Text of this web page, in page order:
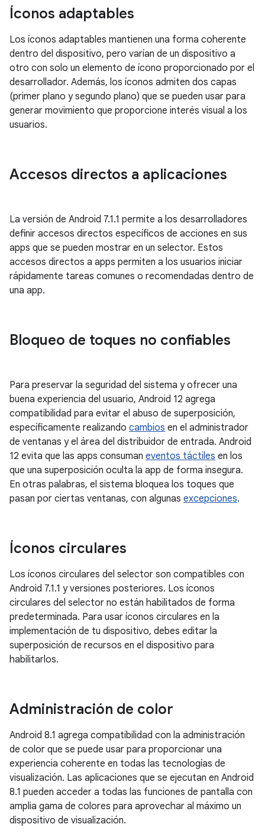
Íconos adaptables
Los íconos adaptables mantienen una forma coherente
dentro del dispositivo, pero varían de un dispositivo a
otro con solo un elemento de ícono proporcionado por el
desarrollador. Además, los íconos admiten dos capas
(primer plano y segundo plano) que se pueden usar para
generar movimiento que proporcione interés visual a los
usuarios.
Accesos directos a aplicaciones
La versión de Android 7.1.1 permite a los desarrolladores
definir accesos directos específicos de acciones en sus
apps que se pueden mostrar en un selector. Estos
accesos directos a apps permiten a los usuarios iniciar
rápidamente tareas comunes o recomendadas dentro de
una app.
Bloqueo de toques no confiables
Para preservar la seguridad del sistema y ofrecer una
buena experiencia del usuario, Android 12 agrega
compatibilidad para evitar el abuso de superposición,
específicamente realizando cambios en el administrador
de ventanas y el área del distribuidor de entrada. Android
12 evita que las apps consuman eventos táctiles en los
que una superposición oculta la app de forma insegura.
En otras palabras, el sistema bloquea los toques que
pasan por ciertas ventanas, con algunas excepciones.
Íconos circulares
Los íconos circulares del selector son compatibles con
Android 7.1.1 y versiones posteriores. Los íconos
circulares del selector no están habilitados de forma
predeterminada. Para usar íconos circulares en la
implementación de tu dispositivo, debes editar la
superposición de recursos en el dispositivo para
habilitarlos.
Administración de color
Android 8.1 agrega compatibilidad con la administración
de color que se puede usar para proporcionar una
experiencia coherente en todas las tecnologías de
visualización. Las aplicaciones que se ejecutan en Android
8.1 pueden acceder a todas las funciones de pantalla con
amplia gama de colores para aprovechar al máximo un
dispositivo de visualización.